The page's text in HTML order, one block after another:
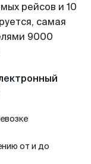
рейсов и 10
самая
9000
от и до